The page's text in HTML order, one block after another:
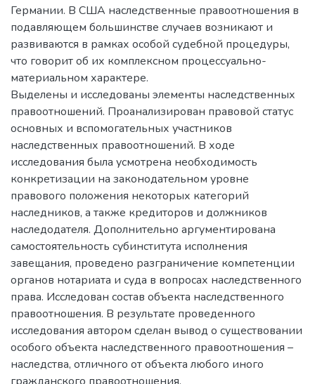
Германии. В США наследственные правоотношения в
подавляющем большинстве случаев возникают и
развиваются в рамках особой судебной процедуры,
что говорит об их комплексном процессуально-
материальном характере.
Выделены и исследованы элементы наследственных
правоотношений. Проанализирован правовой статус
основных и вспомогательных участников
наследственных правоотношений. В ходе
исследования была усмотрена необходимость
конкретизации на законодательном уровне
правового положения некоторых категорий
наследников, а также кредиторов и должников
наследодателя. Дополнительно аргументирована
самостоятельность субинститута исполнения
завещания, проведено разграничение компетенции
органов нотариата и суда в вопросах наследственного
права. Исследован состав объекта наследственного
правоотношения. В результате проведенного
исследования автором сделан вывод о существовании
особого объекта наследственного правоотношения –
наследства, отличного от объекта любого иного